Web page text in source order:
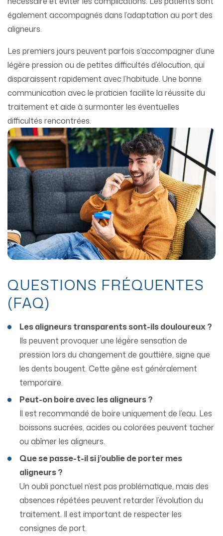
également accompagnés dans l’adaptation au port des
aligneurs.
Les premiers jours peuvent parfois s’accompagner d’une
légère pression ou de petites difficultés d’élocution, qui
disparaissent rapidement avec l’habitude. Une bonne
communication avec le praticien facilite la réussite du
traitement et aide à surmonter les éventuelles
difficultés rencontrées.
QUESTIONS FRÉQUENTES
(FAQ)
Les aligneurs transparents sont-ils douloureux ?
Ils peuvent provoquer une légère sensation de
pression lors du changement de gouttière, signe que
les dents bougent. Cette gêne est généralement
temporaire.
Peut-on boire avec les aligneurs ?
Il est recommandé de boire uniquement de l’eau. Les
boissons sucrées, acides ou colorées peuvent tacher
ou abîmer les aligneurs.
Que se passe-t-il si j’oublie de porter mes
aligneurs ?
Un oubli ponctuel n’est pas problématique, mais des
absences répétées peuvent retarder l’évolution du
traitement. Il est important de respecter les
consignes de port.